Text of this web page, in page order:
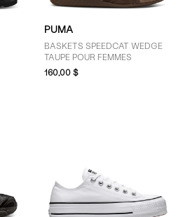
PUMA
BASKETS SPEEDCAT WEDGE
TAUPE POUR FEMMES
160,00 $